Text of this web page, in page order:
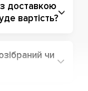
доставкою
вартість?
чи